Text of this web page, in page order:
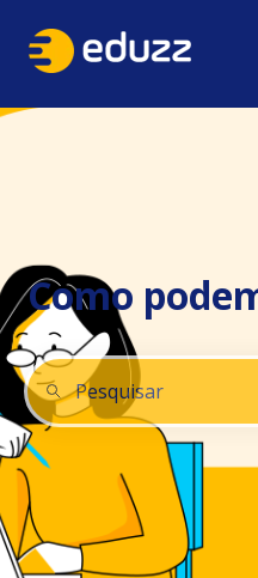
Como
Não há sugestões